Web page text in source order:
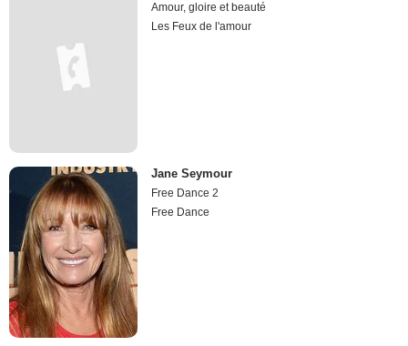
Amour, gloire et beauté
Les Feux de l'amour
Jane Seymour
Free Dance 2
Free Dance